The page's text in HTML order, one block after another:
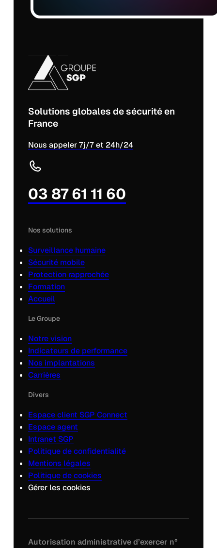
Solutions globales de sécurité en
France
Nous appeler 7j/7 et 24h/24
03 87 61 11 60
Nos solutions
Surveillance humaine
Sécurité mobile
Protection rapprochée
Formation
Accueil
Le Groupe
Notre vision
Indicateurs de performance
Nos implantations
Carrières
Divers
Espace client SGP Connect
Espace agent
Intranet SGP
Politique de confidentialité
Mentions légales
Politique de cookies
Gérer les cookies
Autorisation administrative d’exercer n°